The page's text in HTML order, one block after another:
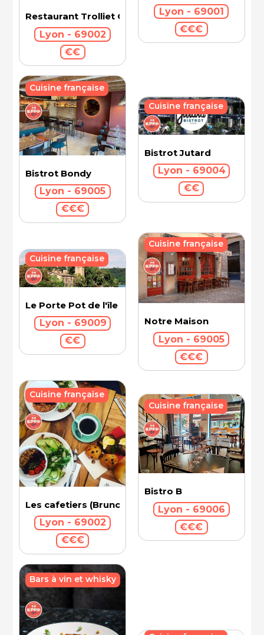
Restaurant Trolliet Grand Hotel Dieu
Lyon - 69002
€€
Lyon - 69001
€€€
Bistrot Bondy
Lyon - 69005
€€€
Cuisine française
Bistrot Jutard
Lyon - 69004
€€
Cuisine française
Le Porte Pot de l'île Barbe
Lyon - 69009
€€
Cuisine française
Notre Maison
Lyon - 69005
€€€
Cuisine française
Les cafetiers (Brunch)
Lyon - 69002
€€€
Cuisine française
Bistro B
Lyon - 69006
€€€
Cuisine française
Bars à vin et whisky